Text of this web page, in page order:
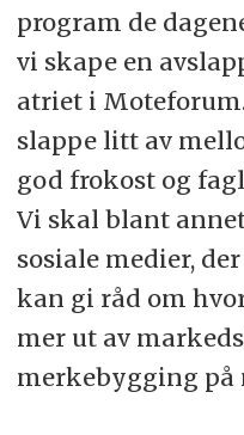
program de
vi skape en
atriet i
slappe litt av
god frokost og
Vi skal blant
sosiale medier,
kan gi råd om
mer ut av
merkebygging på